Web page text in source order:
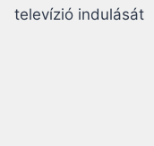
televízió indulását